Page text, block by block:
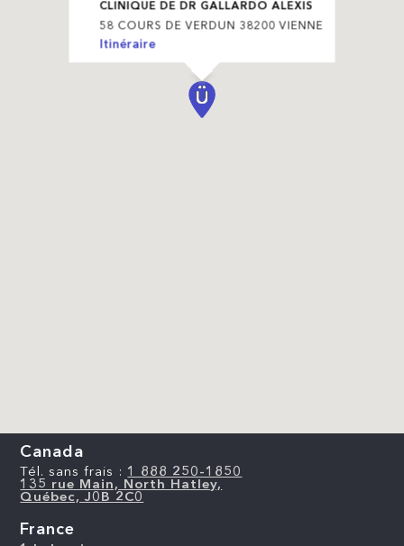
CLINIQUE DE DR GALLARDO ALEXIS
58 COURS DE VERDUN 38200 VIENNE
Itinéraire
Canada
Tél. sans frais : 1 888 250-1850
135 rue Main, North Hatley,
Québec, J0B 2C0
France